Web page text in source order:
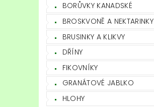
BORŮVKY KANADSKÉ
BROSKVONĚ A NEKTARINKY
BRUSINKY A KLIKVY
DŘÍNY
FIKOVNÍKY
GRANÁTOVÉ JABLKO
HLOHY